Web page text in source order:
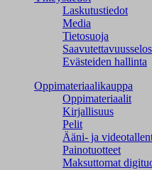
Laskutustiedot
Media
Tietosuoja
Evästeiden hallinta
Oppimateriaalikauppa
Oppimateriaalit
Kirjallisuus
Pelit
Ääni- ja
Painotuotteet
Maksuttomat